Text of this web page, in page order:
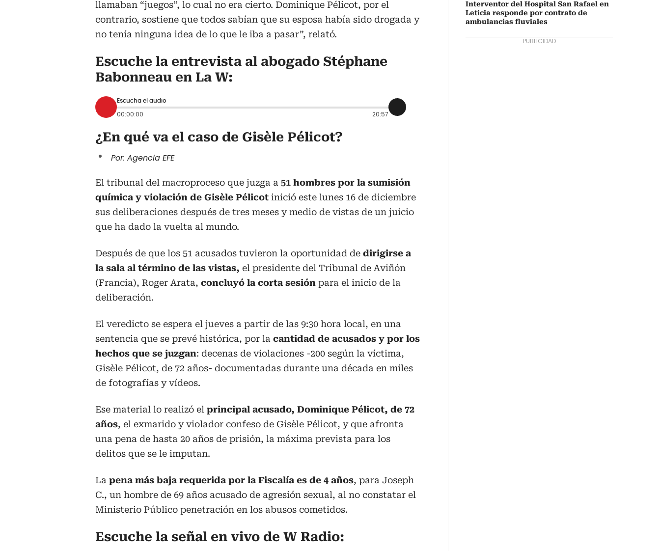
llamaban “juegos”, lo cual no era cierto. Dominique Pélicot, por el
contrario, sostiene que todos sabían que su esposa había sido drogada y
no tenía ninguna idea de lo que le iba a pasar”, relató.
Escuche la entrevista al abogado Stéphane
Babonneau en La W:
Escucha el audio
00:00:00 20:57
¿En qué va el caso de Gisèle Pélicot?
Por: Agencia EFE
El tribunal del macroproceso que juzga a 51 hombres por la sumisión
química y violación de Gisèle Pélicot inició este lunes 16 de diciembre
sus deliberaciones después de tres meses y medio de vistas de un juicio
que ha dado la vuelta al mundo.
Después de que los 51 acusados tuvieron la oportunidad de dirigirse a
la sala al término de las vistas, el presidente del Tribunal de Aviñón
(Francia), Roger Arata, concluyó la corta sesión para el inicio de la
deliberación.
El veredicto se espera el jueves a partir de las 9:30 hora local, en una
sentencia que se prevé histórica, por la cantidad de acusados y por los
hechos que se juzgan: decenas de violaciones -200 según la víctima,
Gisèle Pélicot, de 72 años- documentadas durante una década en miles
de fotografías y vídeos.
Ese material lo realizó el principal acusado, Dominique Pélicot, de 72
años, el exmarido y violador confeso de Gisèle Pélicot, y que afronta
una pena de hasta 20 años de prisión, la máxima prevista para los
delitos que se le imputan.
La pena más baja requerida por la Fiscalía es de 4 años, para Joseph
C., un hombre de 69 años acusado de agresión sexual, al no constatar el
Ministerio Público penetración en los abusos cometidos.
Escuche la señal en vivo de W Radio:
Interventor del Hospital San Rafael en
Leticia responde por contrato de
ambulancias fluviales